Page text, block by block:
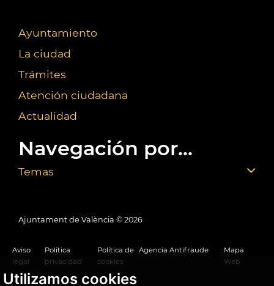
Utilizamos cookies
Ayuntamiento
La ciudad
Trámites
Atención ciudadana
Actualidad
Navegación por...
Temas
Ajuntament de València © 2026
Aviso
legal
Política
privacidad
Política de
cookies
Agencia Antifraude
Mapa
Web